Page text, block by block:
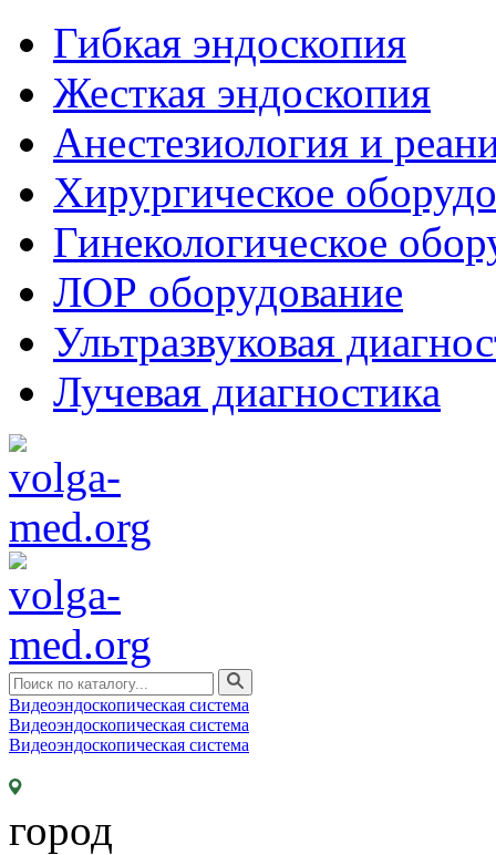
Гибкая эндоскопия
Жесткая эндоскопия
Анестезиология и
Хирургическое
Гинекологическое
ЛОР оборудование
Ультразвуковая
Лучевая диагностика
Видеоэндоскопическая система
Видеоэндоскопическая система
Видеоэндоскопическая система
город